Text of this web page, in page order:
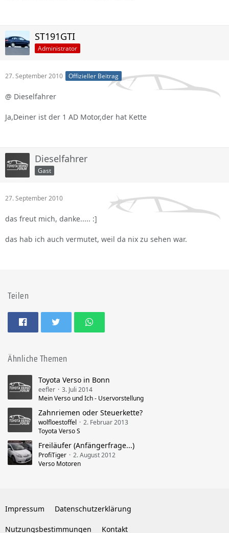
ST191GTI
Administrator
27. September 2010 Offizieller Beitrag
@ Dieselfahrer
Ja,Deiner ist der 1 AD Motor,der hat Kette
Dieselfahrer
Gast
27. September 2010
das freut mich, danke..... :]
das hab ich auch vermutet, weil da nix zu sehen war.
Teilen
Ähnliche Themen
Toyota Verso in Bonn
eefler
3. Juli 2014
Mein Verso und Ich - Uservorstellung
Zahnriemen oder Steuerkette?
wolfloestoffel
2. Februar 2013
Toyota Verso S
Freiläufer (Anfängerfrage...)
ProfiTiger
2. August 2012
Verso Motoren
Impressum Datenschutzerklärung
Nutzungsbestimmungen Kontakt